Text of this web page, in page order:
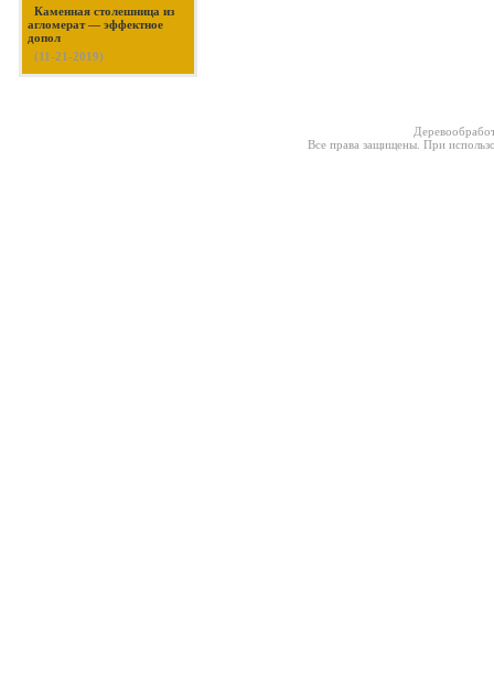
Каменная столешница из
агломерат — эффектное
допол
(11-21-2019)
Все права защищены. При